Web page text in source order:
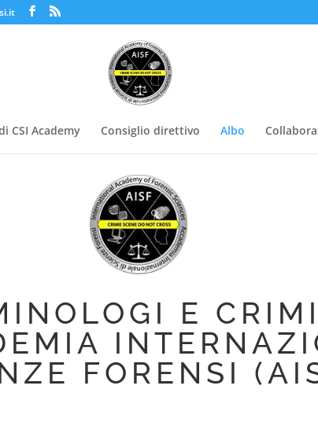
CSI Academy Consiglio direttivo Albo
E
FORENSI